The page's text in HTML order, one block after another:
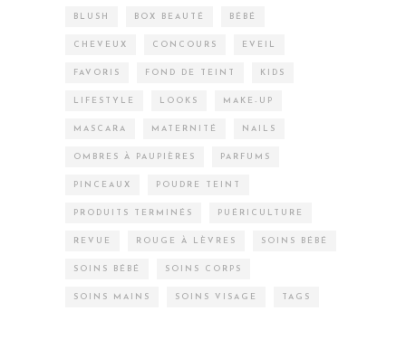
BLUSH BOX BEAUTÉ BÉBÉ
CHEVEUX CONCOURS EVEIL
FAVORIS FOND DE TEINT KIDS
LIFESTYLE LOOKS MAKE-UP
MASCARA MATERNITÉ NAILS
OMBRES À PAUPIÈRES PARFUMS
PINCEAUX POUDRE TEINT
PRODUITS TERMINÉS PUÉRICULTURE
REVUE ROUGE À LÈVRES SOINS BÉBÉ
SOINS BÉBÉ SOINS CORPS
SOINS MAINS SOINS VISAGE TAGS